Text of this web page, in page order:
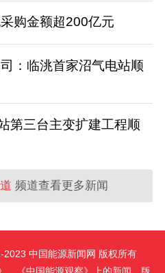
购金额超200亿元
：临洮首家沼气电站顺
第三台主变扩建工程顺
频道查看更多新闻
中国能源新闻网 版权所有